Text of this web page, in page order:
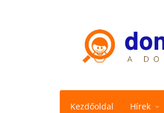
Kezdőoldal Hírek